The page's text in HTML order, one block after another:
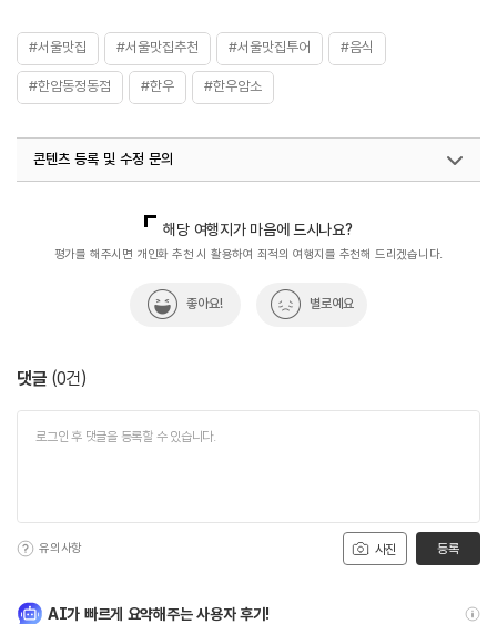
#서울맛집 #서울맛집추천 #서울맛집투어 #음식
#한암동정동점 #한우 #한우암소
콘텐츠 등록 및 수정 문의
해당 여행지가 마음에 드시나요?
평가를 해주시면 개인화 추천 시 활용하여 최적의 여행지를 추천해 드리겠습니다.
좋아요! 별로예요
댓글 (0건)
사진
유의사항 등록
AI가 빠르게 요약해주는 사용자 후기!